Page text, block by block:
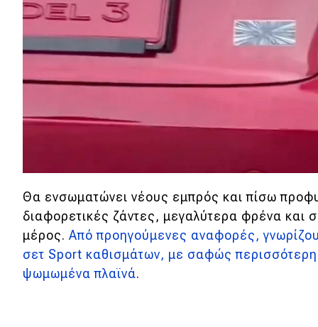
Eco
Mobility
Classic
Νέα
Παρουσιάσεις
Θα ενσωματώνει νέους εμπρός και πίσω
διαφορετικές ζάντες, μεγαλύτερα φρένα και
μέρος. Από προηγούμενες αναφορές,
σετ Sport καθισμάτων, με σαφώς περισσότερη
ψωμωμένα πλαϊνά.